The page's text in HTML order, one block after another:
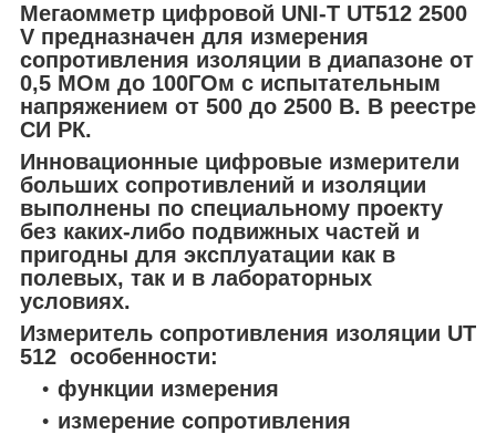
Мегаомметр цифровой UNI-T UT512 2500
V предназначен для измерения
сопротивления изоляции в диапазоне от
0,5 МОм до 100ГОм с испытательным
напряжением от 500 до 2500 В. В реестре
СИ РК.
Инновационные цифровые измерители
больших сопротивлений и изоляции
выполнены по специальному проекту
без каких-либо подвижных частей и
пригодны для эксплуатации как в
полевых, так и в лабораторных
условиях.
Измеритель сопротивления изоляции UT
512 особенности:
функции измерения
измерение сопротивления